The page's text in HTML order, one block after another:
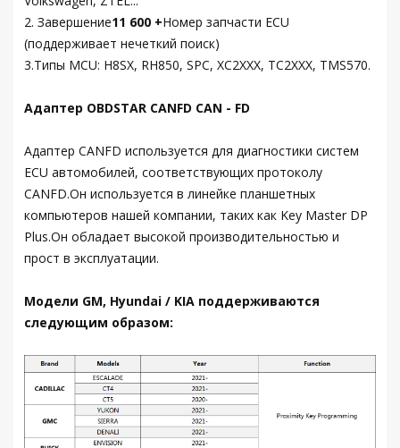
2. Завершение11 600 +Номер запчасти ECU
(поддерживает нечеткий поиск)
3.Типы MCU: H8SX, RH850, SPC, XC2XXX, TC2XXX, TMS570.
Адаптер OBDSTAR CANFD CAN - FD
Адаптер CANFD используется для диагностики систем
ECU автомобилей, соответствующих протоколу
CANFD.Он используется в линейке планшетных
компьютеров нашей компании, таких как Key Master DP
Plus.Он обладает высокой производительностью и
прост в эксплуатации.
Модели GM, Hyundai / KIA поддерживаются
следующим образом: